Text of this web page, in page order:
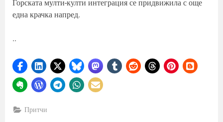
Горската мулти-култи интеграция се придвижила с още
една крачка напред.
..
Притчи